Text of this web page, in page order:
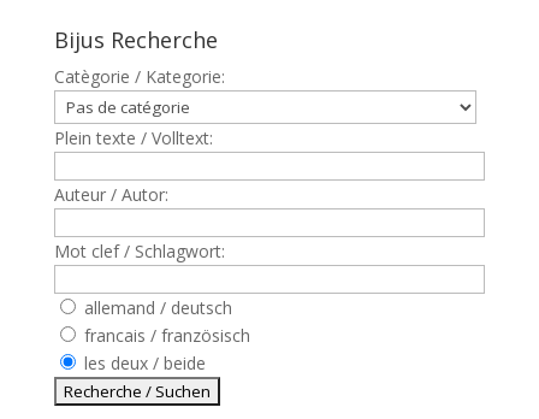
Bijus Recherche
Catègorie / Kategorie:
Plein texte / Volltext:
Auteur / Autor:
Mot clef / Schlagwort:
allemand / deutsch
francais / französisch
les deux / beide